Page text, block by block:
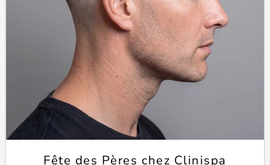
Saint-Bruno-de-Montarville
Québec, J3V 6P4
voir sur la carte
7400, boulevard des Galeries d'Anjou
Anjou, Québec, H1M 3M2
voir sur la carte
514-353-8800
Devise
Fête des Pères chez Clinispa